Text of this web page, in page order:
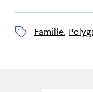
famille,